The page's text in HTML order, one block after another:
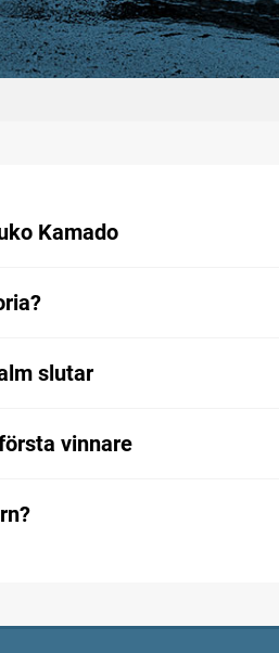
Kamado
slutar
vinnare